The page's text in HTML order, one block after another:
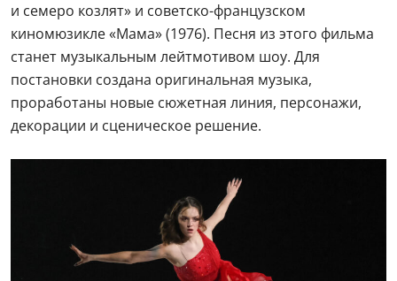
и семеро козлят» и советско-французском
киномюзикле «Мама» (1976). Песня из этого фильма
станет музыкальным лейтмотивом шоу. Для
постановки создана оригинальная музыка,
проработаны новые сюжетная линия, персонажи,
декорации и сценическое решение.